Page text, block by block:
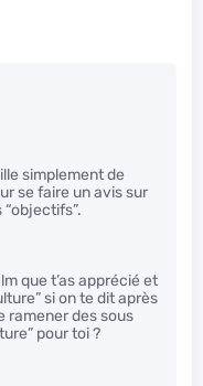
simplement de
se faire un avis sur
que t’as apprécié et
si on te dit après
ramener des sous
pour toi ?